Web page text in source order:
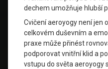
dechem umožňuje hlubší
Cvičení aeroyogy není jen
celkovém duševním a
praxe může přinést
podporovat vnitřní klid a
vstupu do světa aeroyogy